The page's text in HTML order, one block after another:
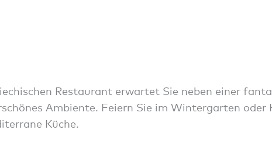
Restaurant erwartet Sie neben einer
Ambiente. Feiern Sie im Wintergarten oder
Küche.